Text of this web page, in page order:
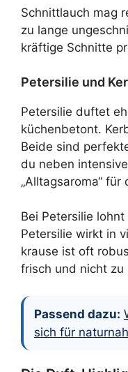
Schnittlauch mag
zu lange
kräftige Schnitte
Petersilie und
Petersilie duftet
küchenbetont.
Beide sind
du neben
„Alltagsaroma“
Bei Petersilie
Petersilie wirkt in
krause ist oft
frisch und nicht zu
Passend dazu:
sich für